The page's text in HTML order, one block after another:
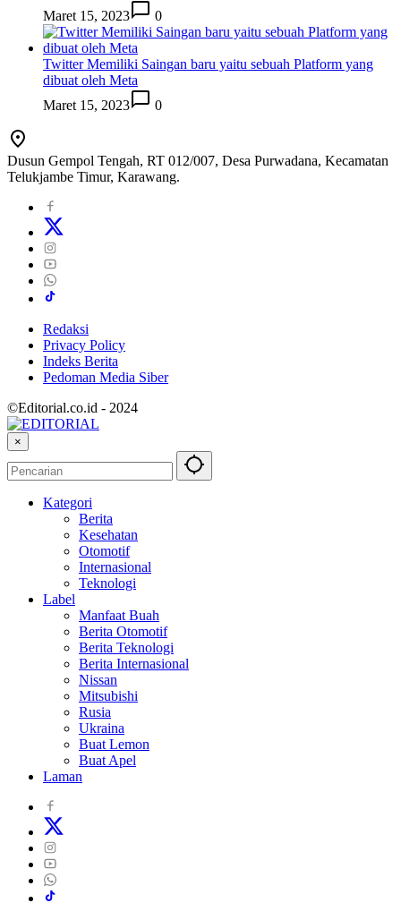
Maret 15, 2023
0
Twitter Memiliki Saingan baru yaitu sebuah Platform yang
dibuat oleh Meta
Maret 15, 2023
0
Dusun Gempol Tengah, RT 012/007, Desa Purwadana, Kecamatan
Telukjambe Timur, Karawang.
Redaksi
Privacy Policy
Indeks Berita
Pedoman Media Siber
©Editorial.co.id - 2024
×
Kategori
Berita
Kesehatan
Otomotif
Internasional
Teknologi
Label
Manfaat Buah
Berita Otomotif
Berita Teknologi
Berita Internasional
Nissan
Mitsubishi
Rusia
Ukraina
Buat Lemon
Buat Apel
Laman